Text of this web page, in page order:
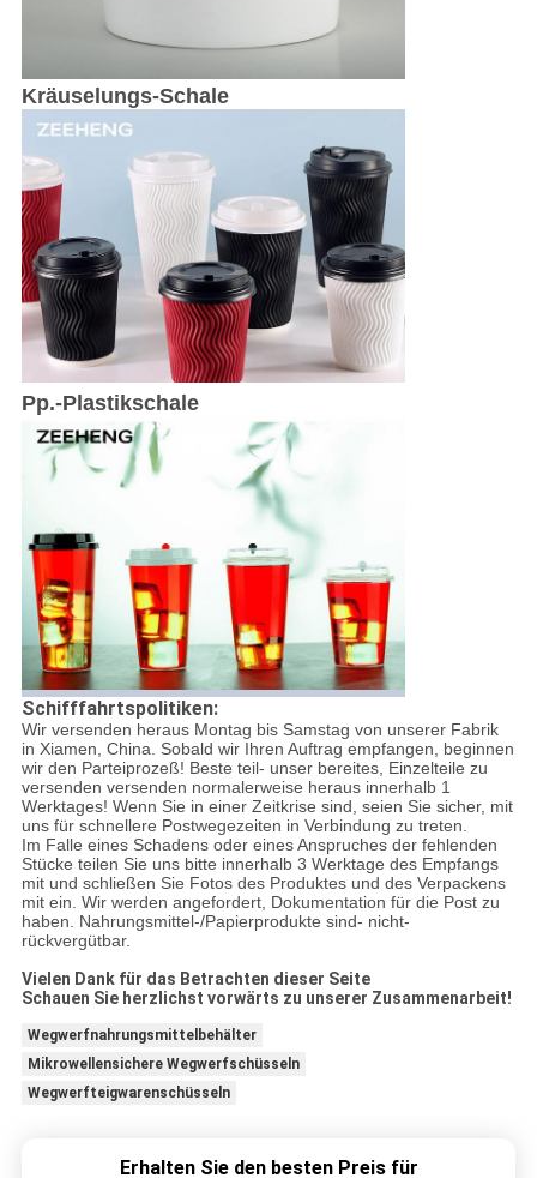
Kräuselungs-Schale
Pp.-Plastikschale
Schifffahrtspolitiken:
Wir versenden heraus Montag bis Samstag von unserer Fabrik
in Xiamen, China. Sobald wir Ihren Auftrag empfangen, beginnen
wir den Parteiprozeß! Beste teil- unser bereites, Einzelteile zu
versenden versenden normalerweise heraus innerhalb 1
Werktages! Wenn Sie in einer Zeitkrise sind, seien Sie sicher, mit
uns für schnellere Postwegezeiten in Verbindung zu treten.
Im Falle eines Schadens oder eines Anspruches der fehlenden
Stücke teilen Sie uns bitte innerhalb 3 Werktage des Empfangs
mit und schließen Sie Fotos des Produktes und des Verpackens
mit ein. Wir werden angefordert, Dokumentation für die Post zu
haben. Nahrungsmittel-/Papierprodukte sind- nicht-
rückvergütbar.
Vielen Dank für das Betrachten dieser Seite
Schauen Sie herzlichst vorwärts zu unserer Zusammenarbeit!
Wegwerfnahrungsmittelbehälter
Mikrowellensichere Wegwerfschüsseln
Wegwerfteigwarenschüsseln
Erhalten Sie den besten Preis für